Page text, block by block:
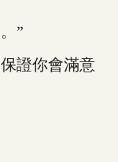
”
證你會滿意